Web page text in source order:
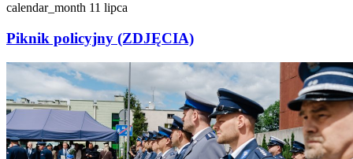
calendar_month 11 lipca
Piknik policyjny (ZDJĘCIA)